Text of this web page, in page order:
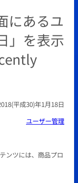
にあるユ
」を表示
平成30)年1月18日
ユーザー管理
ンツには、商品プロ